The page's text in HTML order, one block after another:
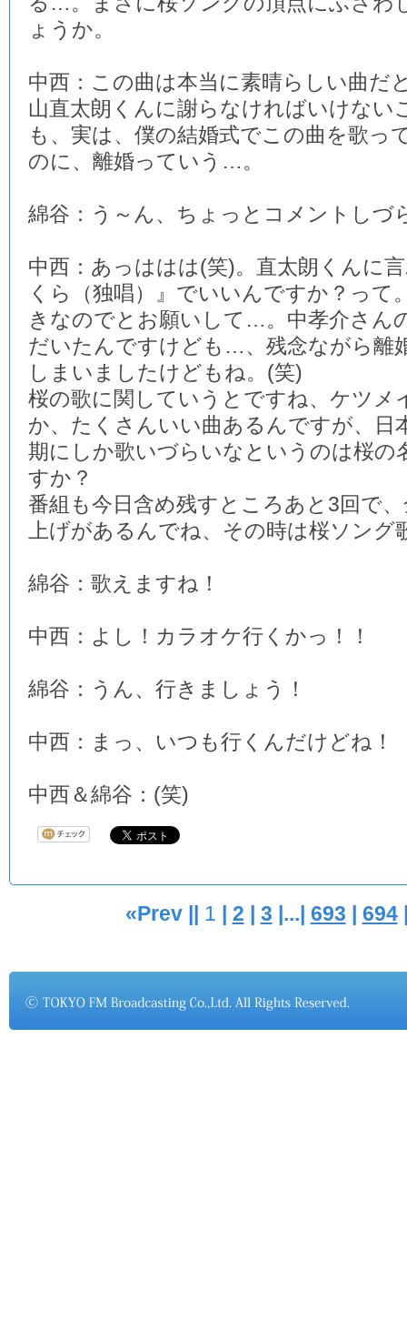
ょうか。
中西：この曲は本当に素晴らしい曲だ
山直太朗くんに謝らなければいけない
も、実は、僕の結婚式でこの曲を歌っ
のに、離婚っていう…。
綿谷：う～ん、ちょっとコメントしづ
中西：あっははは(笑)。直太朗くんに
くら（独唱）』でいいんですか？って
きなのでとお願いして…。中孝介さん
だいたんですけども…、残念ながら離
しまいましたけどもね。(笑)
桜の歌に関していうとですね、ケツメ
か、たくさんいい曲あるんですが、日
期にしか歌いづらいなというのは桜の
すか？
番組も今日含め残すところあと3回で
上げがあるんでね、その時は桜ソング
綿谷：歌えますね！
中西：よし！カラオケ行くかっ！！
綿谷：うん、行きましょう！
中西：まっ、いつも行くんだけどね！
中西＆綿谷：(笑)
«Prev || 1 | 2 | 3 |...| 693 | 694